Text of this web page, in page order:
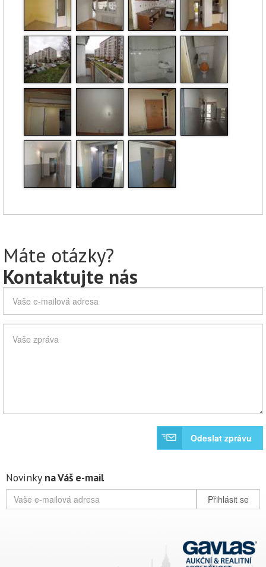
Máte otázky?
Kontaktujte nás
Odeslat zprávu
Novinky na Váš e-mail
Přihlásit se